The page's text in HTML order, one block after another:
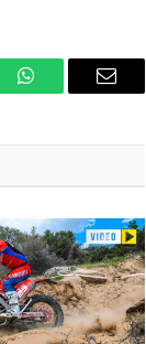
WhatsAppEmail